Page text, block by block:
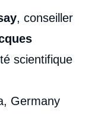
, conseiller
scientifique
Germany